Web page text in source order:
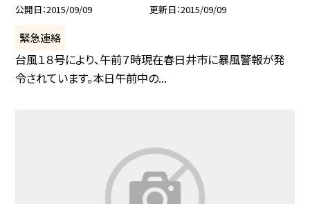
公開日 2015/09/09 更新日 2015/09/09
緊急連絡
台風１８号により、午前７時現在春日井市に暴風警報が発
令されています。本日午前中の...